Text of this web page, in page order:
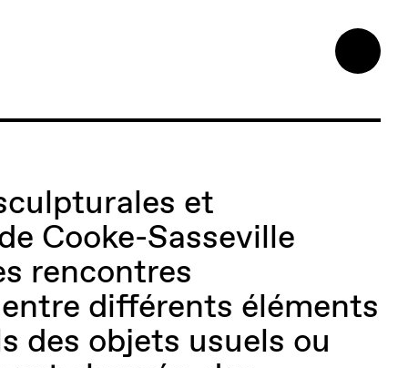
et
Cooke-Sasseville
rencontres
différents éléments
des objets usuels ou